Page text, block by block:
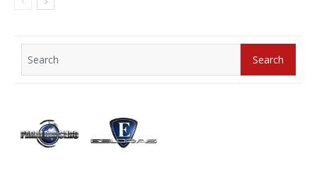
for:
Search